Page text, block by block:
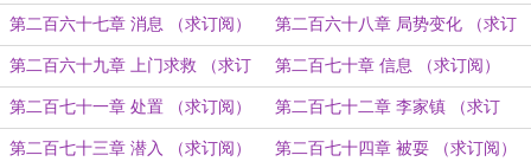
第二百六十七章 消息 （求订阅） 第二百六十八章 局势变化 （求订
阅）
第二百六十九章 上门求救 （求订
阅）
第二百七十章 信息 （求订阅）
第二百七十一章 处置 （求订阅） 第二百七十二章 李家镇 （求订
阅）
第二百七十三章 潜入 （求订阅） 第二百七十四章 被耍 （求订阅）